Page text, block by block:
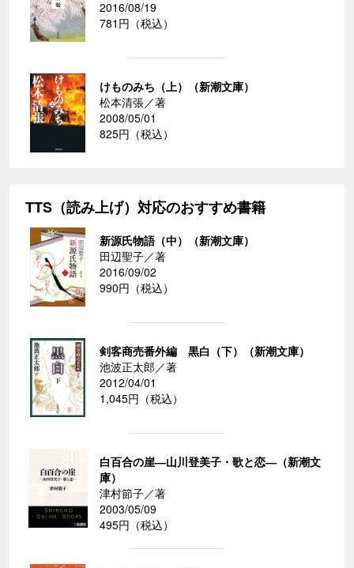
2016/08/19
781円（税込）
けものみち（上）（新潮文庫）
松本清張／著
2008/05/01
825円（税込）
TTS（読み上げ）対応のおすすめ書籍
新源氏物語（中）（新潮文庫）
田辺聖子／著
2016/09/02
990円（税込）
剣客商売番外編 黒白（下）（新潮文庫）
池波正太郎／著
2012/04/01
1,045円（税込）
白百合の崖―山川登美子・歌と恋―（新潮文
庫）
津村節子／著
2003/05/09
495円（税込）